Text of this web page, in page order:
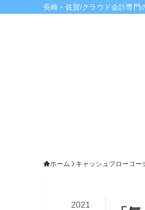
長崎・佐賀/クラウド会計専門
ホーム キャッシュフローコ
2021